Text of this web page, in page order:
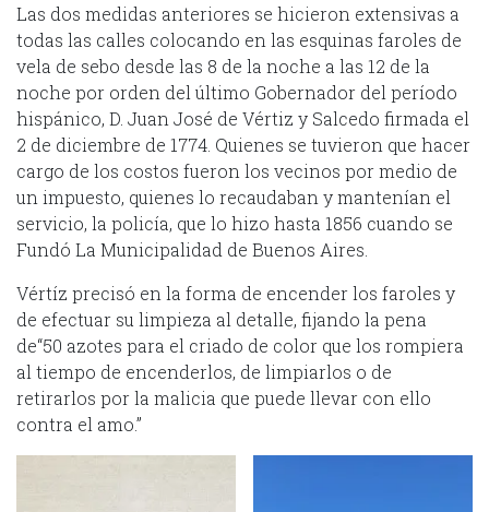
Las dos medidas anteriores se hicieron extensivas a
todas las calles colocando en las esquinas faroles de
vela de sebo desde las 8 de la noche a las 12 de la
noche por orden del último Gobernador del período
hispánico, D. Juan José de Vértiz y Salcedo firmada el
2 de diciembre de 1774. Quienes se tuvieron que hacer
cargo de los costos fueron los vecinos por medio de
un impuesto, quienes lo recaudaban y mantenían el
servicio, la policía, que lo hizo hasta 1856 cuando se
Fundó La Municipalidad de Buenos Aires.
Vértíz precisó en la forma de encender los faroles y
de efectuar su limpieza al detalle, fijando la pena
de“50 azotes para el criado de color que los rompiera
al tiempo de encenderlos, de limpiarlos o de
retirarlos por la malicia que puede llevar con ello
contra el amo.”